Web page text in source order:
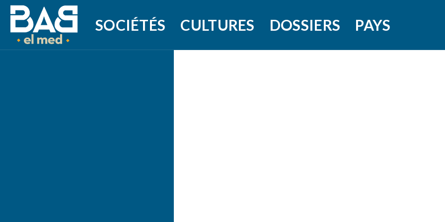
SOCIÉTÉS CULTURES DOSSIERS PAYS